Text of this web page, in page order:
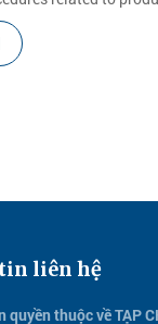
liên hệ
thuộc về TẠP